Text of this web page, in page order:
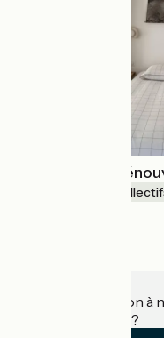
L'Echappée -
Hébergements
Une information à
établissement ?